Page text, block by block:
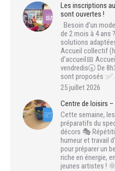
Les inscriptions
sont ouvertes !
Besoin d’un
de 2 mois à 4 ans
solutions
Accueil collectif
d’accueil📅
vendredis🕣 De
sont proposés
25 juillet 2026
Centre de loisirs
Cette semaine,
préparatifs du
décors 🎭
humeur et travail
pour préparer un
riche en énergie,
jeunes artistes ! 🌞